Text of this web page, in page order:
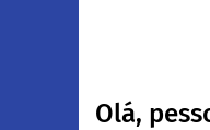
Olá,